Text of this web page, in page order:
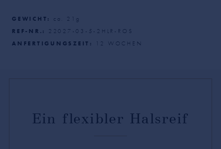
GEWICHT: ca. 21 g
REF-NR.:
22027-03-5-2HLR-ROS
ANFERTIGUNGSZEIT:
12 WOCHEN
Ein flexibler Halsreif